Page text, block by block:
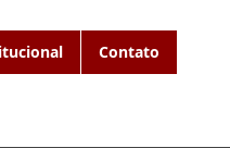
Contato